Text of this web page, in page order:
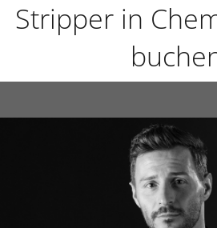
Stripper in